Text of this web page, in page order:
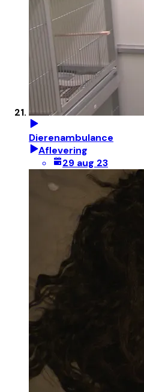
Dierenambulance
Aflevering
29 aug 23